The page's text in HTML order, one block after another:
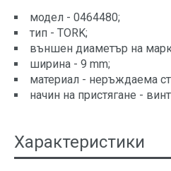
модел - 0464480;
тип - TORK;
външен диаметър на
ширина - 9 mm;
материал - неръждаема
начин на пристягане -
Характеристики